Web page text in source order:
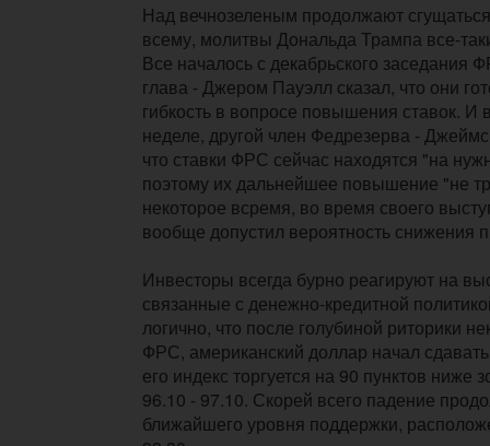
Над вечнозеленым продолжают
всему, молитвы Дональда Трампа все-
Все началось с декабрьского заседания
глава - Джером Пауэлл сказал, что они
гибкость в вопросе повышения ставок. И
неделе, другой член Федрезерва -
что ставки ФРС сейчас находятся "на
поэтому их дальнейшее повышение "не
некоторое всремя, во время своего
вообще допустил вероятность снижения
Инвесторы всегда бурно реагируют на
связанные с денежно-кредитной
логично, что после голубиной риторики
ФРС, американский доллар начал
его индекс торгуется на 90 пунктов ниже
96.10 - 97.10. Скорей всего падение
ближайшего уровня поддержки,